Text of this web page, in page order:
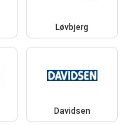
Løvbjerg
Davidsen